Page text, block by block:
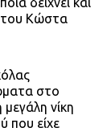
του Κώστα
στο
νίκη
που είχε